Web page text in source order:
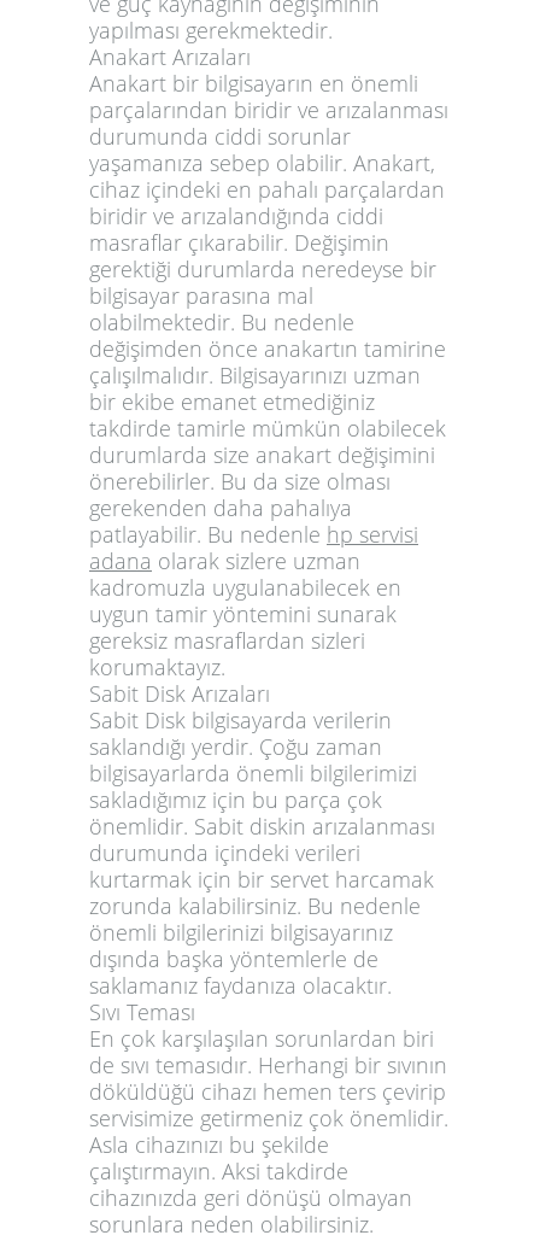
yapılması gerekmektedir.
Anakart Arızaları
Anakart bir bilgisayarın en önemli
parçalarından biridir ve arızalanması
durumunda ciddi sorunlar
yaşamanıza sebep olabilir. Anakart,
cihaz içindeki en pahalı parçalardan
biridir ve arızalandığında ciddi
masraflar çıkarabilir. Değişimin
gerektiği durumlarda neredeyse bir
bilgisayar parasına mal
olabilmektedir. Bu nedenle
değişimden önce anakartın tamirine
çalışılmalıdır. Bilgisayarınızı uzman
bir ekibe emanet etmediğiniz
takdirde tamirle mümkün olabilecek
durumlarda size anakart değişimini
önerebilirler. Bu da size olması
gerekenden daha pahalıya
patlayabilir. Bu nedenle hp servisi
adana olarak sizlere uzman
kadromuzla uygulanabilecek en
uygun tamir yöntemini sunarak
gereksiz masraflardan sizleri
korumaktayız.
Sabit Disk Arızaları
Sabit Disk bilgisayarda verilerin
saklandığı yerdir. Çoğu zaman
bilgisayarlarda önemli bilgilerimizi
sakladığımız için bu parça çok
önemlidir. Sabit diskin arızalanması
durumunda içindeki verileri
kurtarmak için bir servet harcamak
zorunda kalabilirsiniz. Bu nedenle
önemli bilgilerinizi bilgisayarınız
dışında başka yöntemlerle de
saklamanız faydanıza olacaktır.
Sıvı Teması
En çok karşılaşılan sorunlardan biri
de sıvı temasıdır. Herhangi bir sıvının
döküldüğü cihazı hemen ters çevirip
servisimize getirmeniz çok önemlidir.
Asla cihazınızı bu şekilde
çalıştırmayın. Aksi takdirde
cihazınızda geri dönüşü olmayan
sorunlara neden olabilirsiniz.